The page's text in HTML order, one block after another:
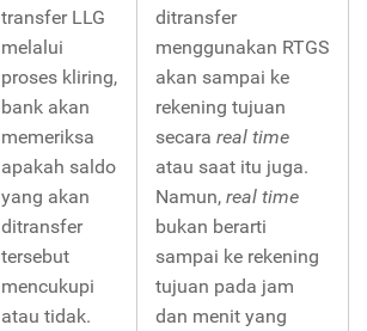
transfer LLG
melalui
proses kliring,
bank akan
memeriksa
apakah saldo
yang akan
ditransfer
tersebut
mencukupi
atau tidak.
ditransfer
menggunakan RTGS
akan sampai ke
rekening tujuan
secara real time
atau saat itu juga.
Namun, real time
bukan berarti
sampai ke rekening
tujuan pada jam
dan menit yang